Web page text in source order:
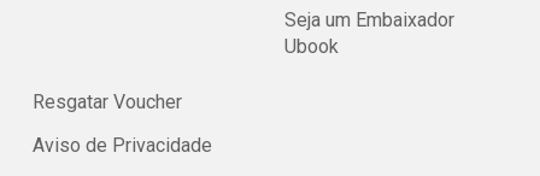
Seja um Embaixador
Ubook
Resgatar Voucher
Aviso de Privacidade